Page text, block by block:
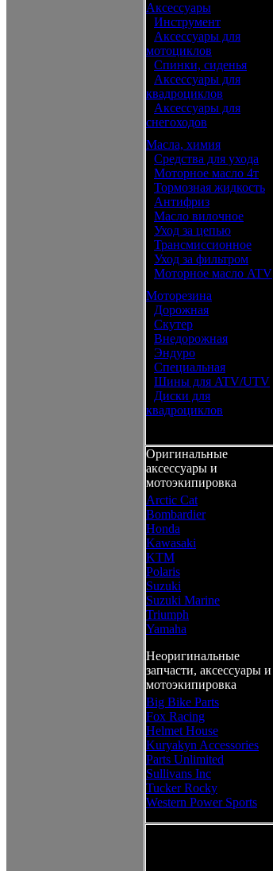
Аксессуары
Инструмент
Аксессуары для
мотоциклов
Спинки, сиденья
Аксессуары для
квадроциклов
Аксессуары для
снегоходов
Масла, химия
Средства для ухода
Моторное масло 4т
Тормозная жидкость
Антифриз
Масло вилочное
Уход за цепью
Трансмиссионное
Уход за фильтром
Моторное масло ATV
Моторезина
Дорожная
Скутер
Внедорожная
Эндуро
Специальная
Шины для ATV/UTV
Диски для
квадроциклов
Оригинальные
аксессуары и
мотоэкипировка
Arctic Cat
Bombardier
Honda
Kawasaki
KTM
Polaris
Suzuki
Suzuki Marine
Triumph
Yamaha
Неоригинальные
запчасти, аксессуары и
мотоэкипировка
Big Bike Parts
Fox Racing
Helmet House
Kuryakyn Accessories
Parts Unlimited
Sullivans Inc
Tucker Rocky
Western Power Sports